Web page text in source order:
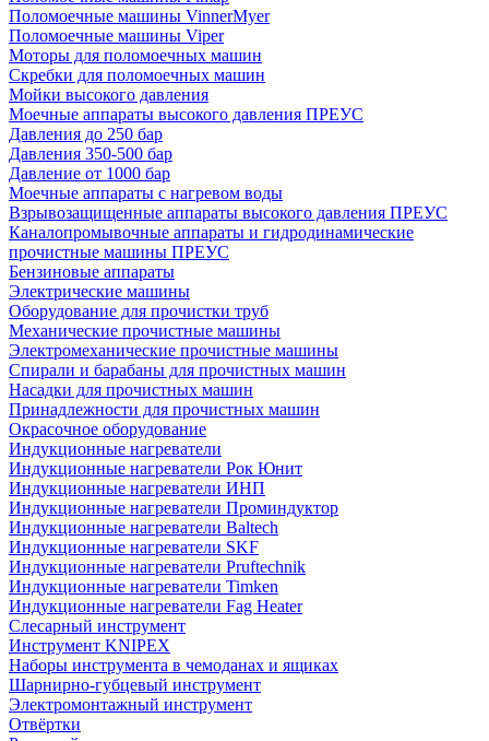
Поломоечные машины VinnerMyer
Поломоечные машины Viper
Моторы для поломоечных машин
Скребки для поломоечных машин
Мойки высокого давления
Моечные аппараты высокого давления ПРЕУС
Давления до 250 бар
Давления 350-500 бар
Давление от 1000 бар
Моечные аппараты с нагревом воды
Взрывозащищенные аппараты высокого давления ПРЕУС
Каналопромывочные аппараты и гидродинамические
прочистные машины ПРЕУС
Бензиновые аппараты
Электрические машины
Оборудование для прочистки труб
Механические прочистные машины
Электромеханические прочистные машины
Спирали и барабаны для прочистных машин
Насадки для прочистных машин
Принадлежности для прочистных машин
Окрасочное оборудование
Индукционные нагреватели
Индукционные нагреватели Рок Юнит
Индукционные нагреватели ИНП
Индукционные нагреватели Проминдуктор
Индукционные нагреватели Baltech
Индукционные нагреватели SKF
Индукционные нагреватели Pruftechnik
Индукционные нагреватели Timken
Индукционные нагреватели Fag Heater
Слесарный инструмент
Инструмент KNIPEX
Наборы инструмента в чемоданах и ящиках
Шарнирно-губцевый инструмент
Электромонтажный инструмент
Отвёртки